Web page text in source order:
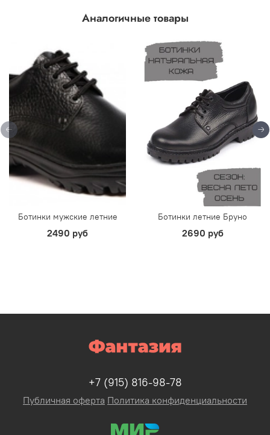
Аналогичные товары
Ботинки мужские летние
2490 руб
Ботинки летние Бруно
2690 руб
+7 (915) 816-98-78
Публичная оферта Политика конфиденциальности